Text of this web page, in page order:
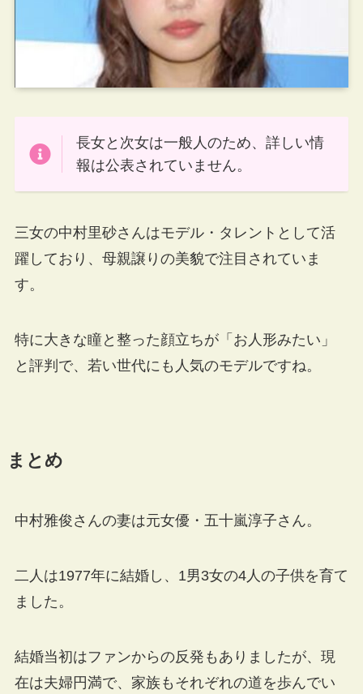
長女と次女は一般人のため、詳しい情
報は公表されていません。
三女の中村里砂さんはモデル・タレントとして活
躍しており、母親譲りの美貌で注目されていま
す。
特に大きな瞳と整った顔立ちが「お人形みたい」
と評判で、若い世代にも人気のモデルですね。
まとめ
中村雅俊さんの妻は元女優・五十嵐淳子さん。
二人は1977年に結婚し、1男3女の4人の子供を育て
ました。
結婚当初はファンからの反発もありましたが、現
在は夫婦円満で、家族もそれぞれの道を歩んでい